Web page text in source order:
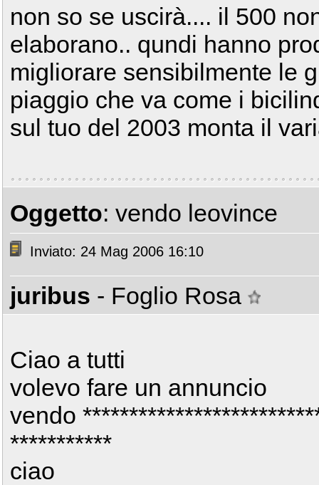
non so se uscirà.... il 500
elaborano.. qundi hanno
migliorare sensibilmente le
piaggio che va come i
sul tuo del 2003 monta il
Oggetto: vendo leovince
Inviato: 24 Mag 2006 16:10
juribus - Foglio Rosa
Ciao a tutti
volevo fare un annuncio
vendo
***********
ciao